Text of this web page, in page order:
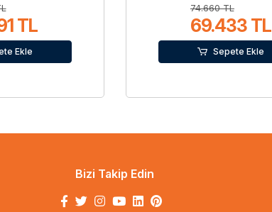
TL
Ekle
74.660 TL
69.433 TL
Sepete Ekle
Bizi Takip Edin